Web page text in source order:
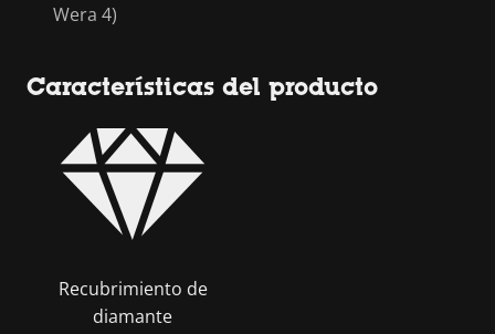
Wera 4)
Características del producto
Recubrimiento de
diamante